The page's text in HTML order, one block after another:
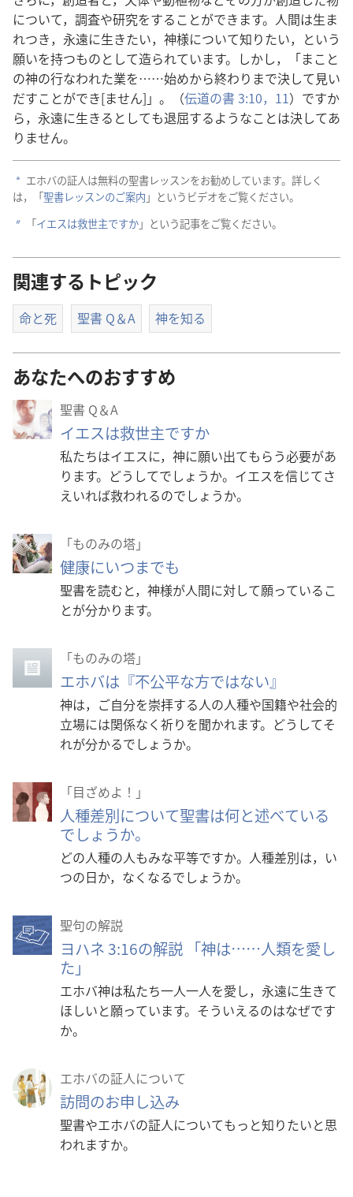
について， 調査や研究をすることができます。 人間は生ま
れつき， 永遠に生きたい， 神様について知りたい，という
願いを持つものとして造られています。しかし，「まこと
の神の行なわれた業を……始めから終わりまで決して 見い
だすことができ[ません]」。（伝道の書 3:10，11）ですか
ら， 永遠に生きるとしても退屈するようなことは決してあ
りません。
a エホバの証人は無料の聖書レッスンをお勧めしています。 詳しく
は，「聖書レッスンのご案内 」というビデオをご覧ください。
b 「イエスは救世主ですか」という記事をご覧ください。
関連するトピック
命と死 聖書 Q＆A 神を知る
あなたへのおすすめ
聖書 Q＆A
イエスは救世主ですか
私たちはイエスに，神に願い出てもらう必要があ
ります。どうしてでしょうか。イエスを信じてさ
えいれば救われるのでしょうか。
「ものみの塔」
健康にいつまでも
聖書を読むと，神様が人間に対して願っているこ
とが分かります。
「ものみの塔」
エホバは『不公平な方ではない』
神は，ご自分を崇拝する人の人種や国籍や社会的
立場には関係なく祈りを聞かれます。どうしてそ
れが分かるでしょうか。
「目ざめよ！」
人種差別について聖書は何と述べている
でしょうか。
どの人種の人もみな平等ですか。人種差別は，い
つの日か，なくなるでしょうか。
聖句の解説
ヨハネ 3:16の解説 「神は……人類を愛し
た」
エホバ神は私たち一人一人を愛し，永遠に生きて
ほしいと願っています。そういえるのはなぜです
か。
エホバの証人について
訪問のお申し込み
聖書やエホバの証人についてもっと知りたいと思
われますか。